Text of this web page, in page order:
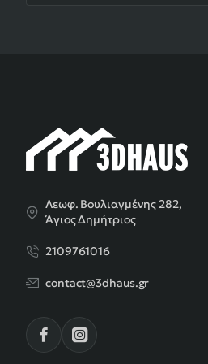
Λεωφ. Βουλιαγμένης 282,
Άγιος Δημήτριος
2109761016
contact@3dhaus.gr